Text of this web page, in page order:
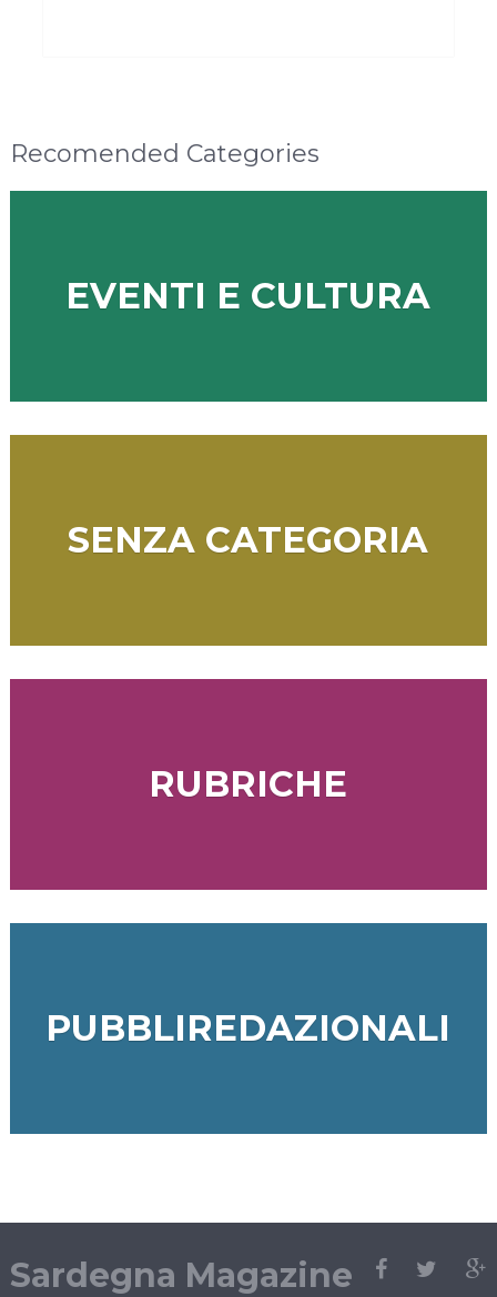
Recomended Categories
EVENTI E CULTURA
SENZA CATEGORIA
RUBRICHE
PUBBLIREDAZIONALI
Sardegna Magazine